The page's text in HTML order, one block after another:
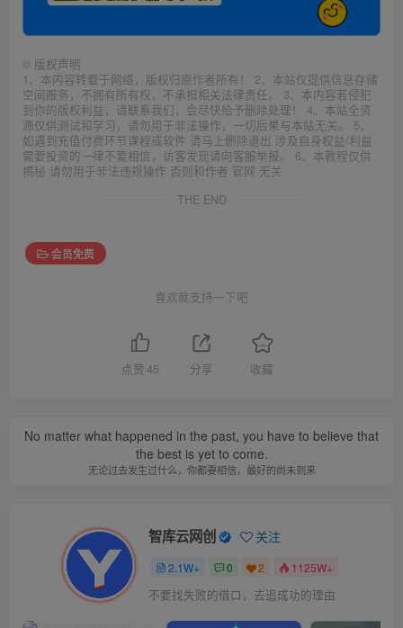
© 版权声明
1、本内容转载于网络，版权归原作者所有！ 2、本站仅提供信息存储
空间服务，不拥有所有权，不承担相关法律责任。 3、本内容若侵犯
到你的版权利益，请联系我们，会尽快给予删除处理！ 4、本站全资
源仅供测试和学习，请勿用于非法操作，一切后果与本站无关。 5、
如遇到充值付费环节课程或软件 请马上删除退出 涉及自身权益/利益
需要投资的一律不要相信，访客发现请向客服举报。 6、本教程仅供
揭秘 请勿用于非法违规操作 否则和作者 官网 无关
THE END
会员免费
喜欢就支持一下吧
点赞45 分享 收藏
No matter what happened in the past, you have to believe that
the best is yet to come.
无论过去发生过什么，你都要相信，最好的尚未到来
智库云网创 关注
2.1W+ 0 2 1125W+
不要找失败的借口，去追成功的理由